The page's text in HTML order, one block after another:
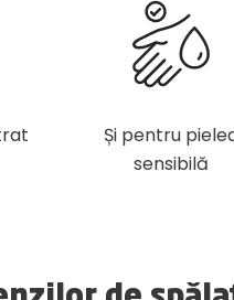
Și pentru
sensibilă